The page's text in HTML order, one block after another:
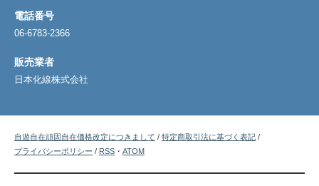
電話番号
06-6783-2366
販売業者
日本化線株式会社
自遊自在頑固自在価格改定につきまして / 特定商取引法に基づく表記 /
プライバシーポリシー / RSS ・ ATOM